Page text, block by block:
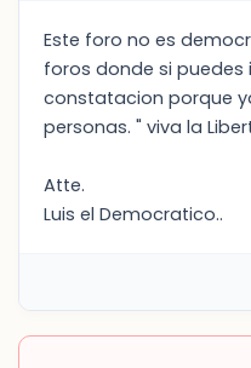
Este foro no es
foros donde si puedes
constatacion porque
personas. " viva la
Atte.
Luis el Democratico..